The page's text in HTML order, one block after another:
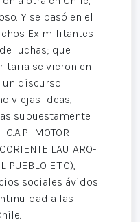
Y se basó en el
Ex militantes
luchas; que
se vieron en
discurso
viejas ideas,
supuestamente
MOTOR
LAUTARO-
E.T.C),
sociales ávidos
a las